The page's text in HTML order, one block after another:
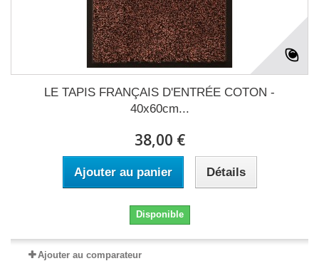
LE TAPIS FRANÇAIS D'ENTRÉE COTON -
40x60cm...
38,00 €
Ajouter au panier Détails
Disponible
Ajouter au comparateur